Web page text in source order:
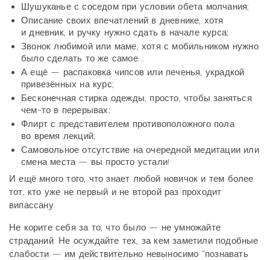
Шушуканье с соседом при условии обета молчания;
Описание своих впечатлений в дневнике, хотя
и дневник, и ручку нужно сдать в начале курса;
Звонок любимой или маме, хотя с мобильником нужно
было сделать то же самое…
А ещё — распаковка чипсов или печенья, украдкой
привезённых на курс;
Бесконечная стирка одежды, просто, чтобы заняться
чем-то в перерывах;
Флирт с представителем противоположного пола
во время лекций;
Самовольное отсутствие на очередной медитации или
смена места — вы просто устали!
И ещё много того, что знает любой новичок и тем более
тот, кто уже не первый и не второй раз проходит
випассану.
Не корите себя за то, что было — не умножайте
страданий. Не осуждайте тех, за кем заметили подобные
слабости — им действительно невыносимо "познавать